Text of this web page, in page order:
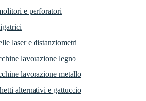
e perforatori
laser e distanziometri
lavorazione legno
lavorazione metallo
alternativi e gattuccio